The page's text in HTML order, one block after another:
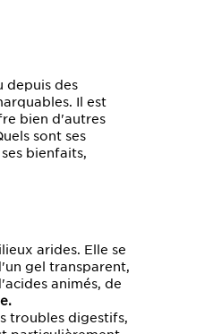
depuis des
Il est
bien d'autres
sont ses
bienfaits,
arides. Elle se
gel transparent,
animés, de
troubles digestifs,